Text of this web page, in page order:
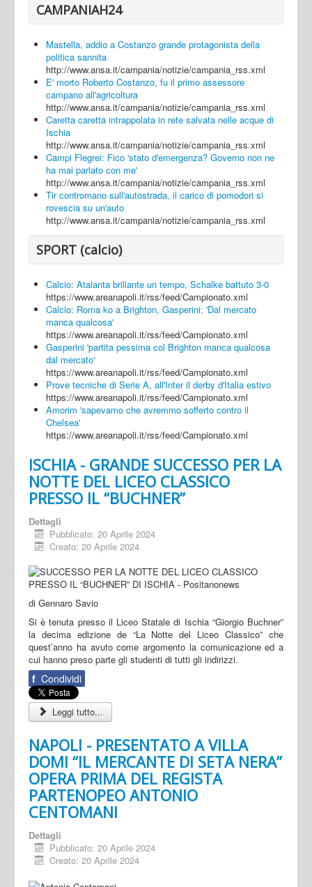
CAMPANIAH24
Mastella, addio a Costanzo grande protagonista della
politica sannita
http://www.ansa.it/campania/notizie/campania_rss.xml
E' morto Roberto Costanzo, fu il primo assessore
campano all'agricoltura
http://www.ansa.it/campania/notizie/campania_rss.xml
Caretta caretta intrappolata in rete salvata nelle acque di
Ischia
http://www.ansa.it/campania/notizie/campania_rss.xml
Campi Flegrei: Fico 'stato d'emergenza? Governo non ne
ha mai parlato con me'
http://www.ansa.it/campania/notizie/campania_rss.xml
Tir contromano sull'autostrada, il carico di pomodori si
rovescia su un'auto
http://www.ansa.it/campania/notizie/campania_rss.xml
SPORT (calcio)
Calcio: Atalanta brillante un tempo, Schalke battuto 3-0
https://www.areanapoli.it/rss/feed/Campionato.xml
Calcio: Roma ko a Brighton, Gasperini: 'Dal mercato
manca qualcosa'
https://www.areanapoli.it/rss/feed/Campionato.xml
Gasperini 'partita pessima col Brighton manca qualcosa
dal mercato'
https://www.areanapoli.it/rss/feed/Campionato.xml
Prove tecniche di Serie A, all'Inter il derby d'Italia estivo
https://www.areanapoli.it/rss/feed/Campionato.xml
Amorim 'sapevamo che avremmo sofferto contro il
Chelsea'
https://www.areanapoli.it/rss/feed/Campionato.xml
ISCHIA - GRANDE SUCCESSO PER LA
NOTTE DEL LICEO CLASSICO
PRESSO IL “BUCHNER”
Dettagli
Pubblicato: 20 Aprile 2024
Creato: 20 Aprile 2024
di Gennaro Savio
Si è tenuta presso il Liceo Statale di Ischia “Giorgio Buchner”
la decima edizione de “La Notte del Liceo Classico” che
quest’anno ha avuto come argomento la comunicazione ed a
cui hanno preso parte gli studenti di tutti gli indirizzi.
f Condividi
Leggi tutto...
NAPOLI - PRESENTATO A VILLA
DOMI “IL MERCANTE DI SETA NERA”
OPERA PRIMA DEL REGISTA
PARTENOPEO ANTONIO
CENTOMANI
Dettagli
Pubblicato: 20 Aprile 2024
Creato: 20 Aprile 2024